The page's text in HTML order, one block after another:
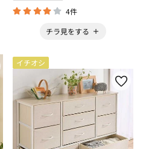
4件
チラ見をする
イチオシ